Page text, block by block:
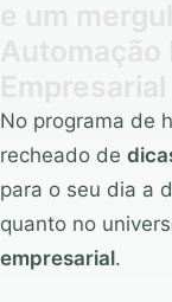
No programa de
recheado de
para o seu dia a
quanto no
empresarial.